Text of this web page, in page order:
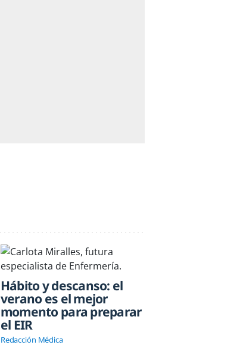
Hábito y descanso: el
verano es el mejor
momento para preparar
el EIR
Redacción Médica